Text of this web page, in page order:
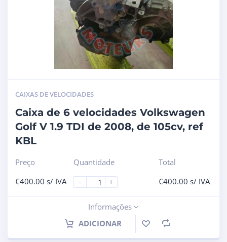
CAIXAS DE VELOCIDADES
Caixa de 6 velocidades Volkswagen
Golf V 1.9 TDI de 2008, de 105cv, ref
KBL
Preço
€400.00 s/ IVA
Quantidade
-
+
Total
€400.00 s/ IVA
Informações
ADICIONAR